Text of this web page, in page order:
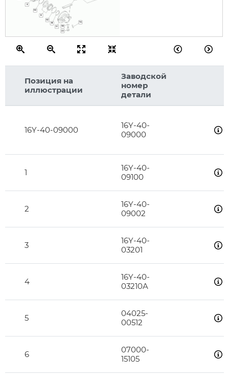
3
9
10
10
11
13 14
17
18
Позиция на
иллюстрации
Заводской
номер
детали
16Y-40-09000
16Y-40-
09000
1
16Y-40-
09100
2
16Y-40-
09002
3
16Y-40-
03201
4
16Y-40-
03210A
5
04025-
00512
6
07000-
15105